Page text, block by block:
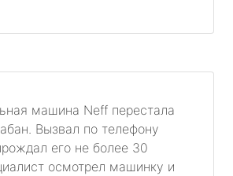
машина Neff перестала
Вызвал по телефону
его не более 30
осмотрел машинку и